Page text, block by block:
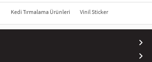
Kedi Tırmalama Ürünleri Vinil Sticker